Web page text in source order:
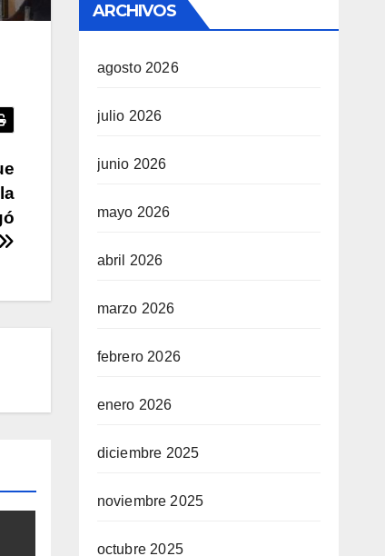
ARCHIVOS
agosto 2026
julio 2026
junio 2026
mayo 2026
abril 2026
marzo 2026
febrero 2026
enero 2026
diciembre 2025
noviembre 2025
octubre 2025